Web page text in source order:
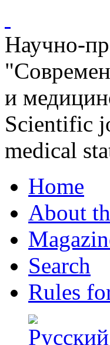
Научно-
и
Scientific
medical
Home
About
Search
Rules